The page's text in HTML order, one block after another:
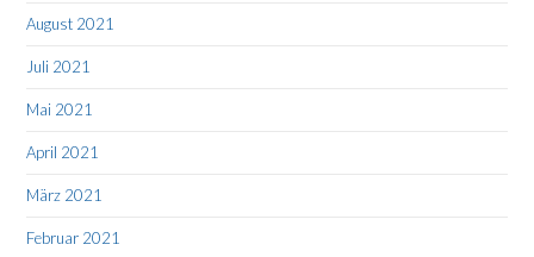
August 2021
Juli 2021
Mai 2021
April 2021
März 2021
Februar 2021